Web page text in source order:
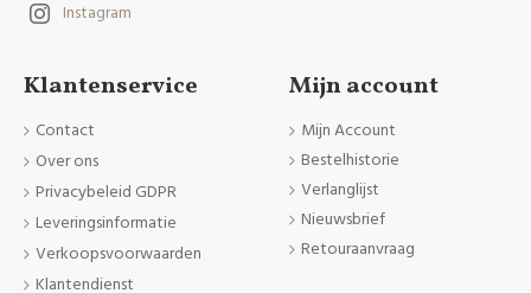
Instagram
Klantenservice
Contact
Over ons
Privacybeleid GDPR
Leveringsinformatie
Verkoopsvoorwaarden
Klantendienst
Mijn account
Mijn Account
Bestelhistorie
Verlanglijst
Nieuwsbrief
Retouraanvraag